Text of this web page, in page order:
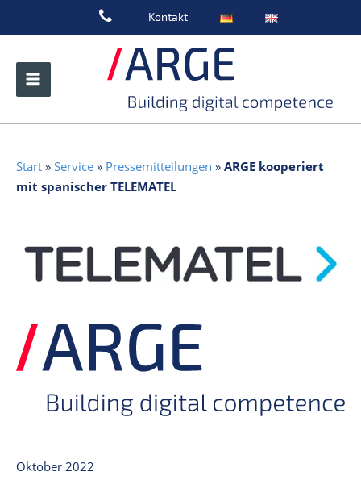
Kontakt
Start » Service » Pressemitteilungen » ARGE kooperiert
mit spanischer TELEMATEL
Oktober 2022